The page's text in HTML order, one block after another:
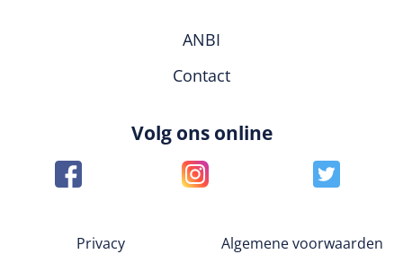
ANBI
Contact
Volg ons online
Privacy
Algemene voorwaarden